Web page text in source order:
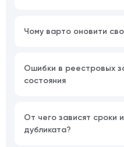
Чому варто оновити
Ошибки в реестровых
состояния
От чего зависят сроки
дубликата?